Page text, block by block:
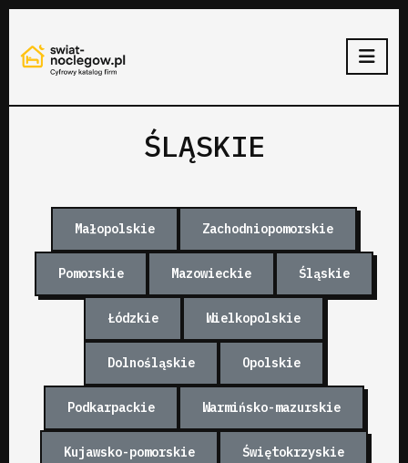
ŚLĄSKIE
Małopolskie Zachodniopomorskie
Pomorskie Mazowieckie Śląskie
Łódzkie Wielkopolskie
Dolnośląskie Opolskie
Podkarpackie Warmińsko-mazurskie
Kujawsko-pomorskie Świętokrzyskie